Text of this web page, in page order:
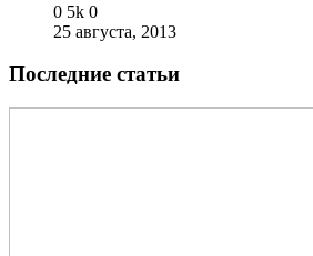
0 5k 0
25 августа, 2013
Последние статьи